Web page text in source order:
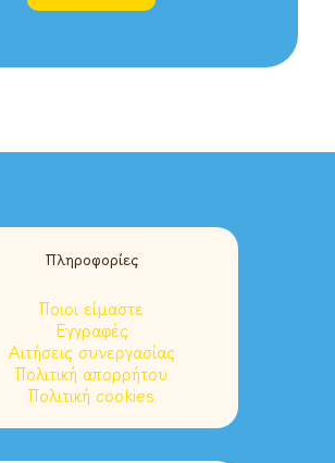
Πληροφορίες
Ποιοι είμαστε
Εγγραφές
Αιτήσεις συνεργασίας
Πολιτική απορρήτου
Πολιτική cookies